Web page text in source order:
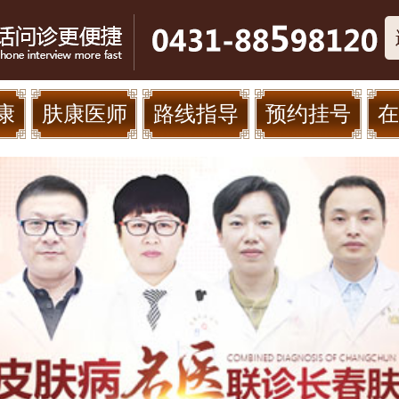
肤康医师 路线指导 预约挂号